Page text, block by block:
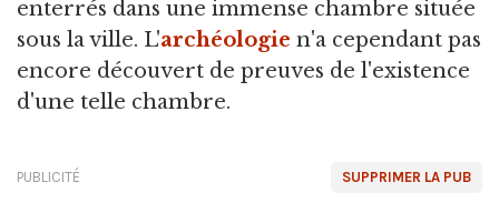
enterrés dans une immense chambre située
sous la ville. L'archéologie n'a cependant pas
encore découvert de preuves de l'existence
d'une telle chambre.
SUPPRIMER LA PUB
PUBLICITÉ